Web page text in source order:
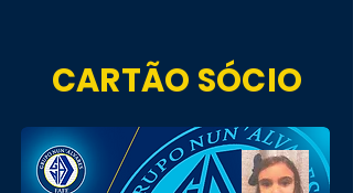
CARTÃO SÓCIO